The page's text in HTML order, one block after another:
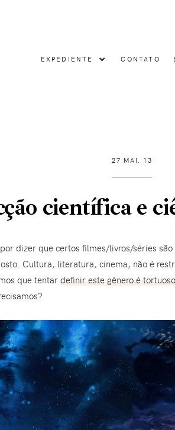
EXPEDIENTE CONTATO
27 MAI. 13
científica e
dizer que certos filmes/livros/séries
Cultura, literatura, cinema, não é
que tentar definir este gênero é